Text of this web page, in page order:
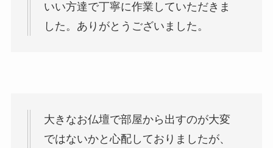
いい方達で丁寧に作業していただきま
した。ありがとうございました。
大きなお仏壇で部屋から出すのが大変
ではないかと心配しておりましたが、